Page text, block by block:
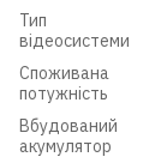
Тип
відеосистеми
Споживана
потужність
Вбудований
акумулятор